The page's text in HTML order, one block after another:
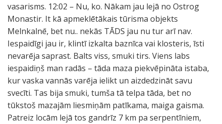
vasarisms. 12:02 – Nu, ko. Nākam jau lejā no Ostrog
Monastir. It kā apmeklētākais tūrisma objekts
Melnkalnē, bet nu.. nekās TĀDS jau nu tur arī nav.
Iespaidīgi jau ir, klintī izkalta baznīca vai klosteris, īsti
nevarēja saprast. Balts viss, smuki tirs. Viens labs
iespaidiņš man radās – tāda maza piekvēpināta istaba,
kur vaska vannās varēja ielikt un aizdedzināt savu
svecīti. Tas bija smuki, tumša tā telpa tāda, bet no
tūkstoš mazajām liesmiņām patīkama, maiga gaisma.
Patreiz locām lejā tos gandrīz 7 km pa serpentīniem,